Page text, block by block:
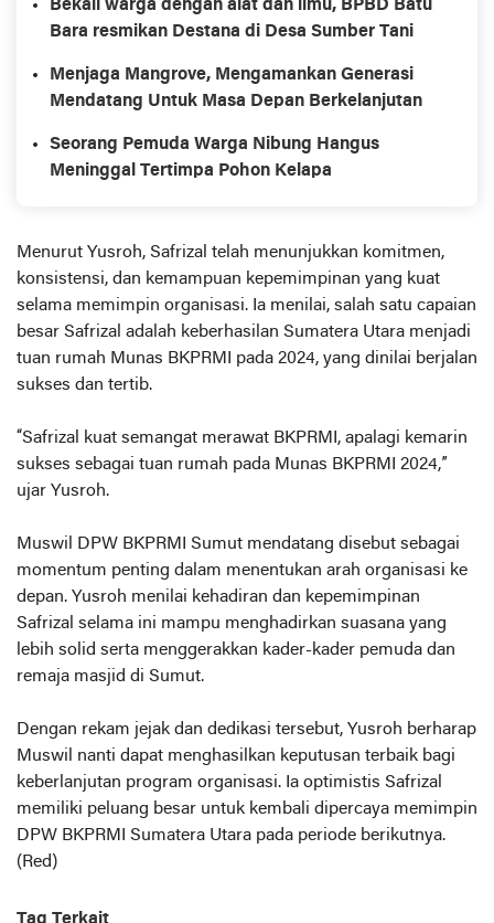
Bekali warga dengan alat dan ilmu, BPBD Batu
Bara resmikan Destana di Desa Sumber Tani
Menjaga Mangrove, Mengamankan Generasi
Mendatang Untuk Masa Depan Berkelanjutan
Seorang Pemuda Warga Nibung Hangus
Meninggal Tertimpa Pohon Kelapa
Menurut Yusroh, Safrizal telah menunjukkan komitmen,
konsistensi, dan kemampuan kepemimpinan yang kuat
selama memimpin organisasi. Ia menilai, salah satu capaian
besar Safrizal adalah keberhasilan Sumatera Utara menjadi
tuan rumah Munas BKPRMI pada 2024, yang dinilai berjalan
sukses dan tertib.
“Safrizal kuat semangat merawat BKPRMI, apalagi kemarin
sukses sebagai tuan rumah pada Munas BKPRMI 2024,”
ujar Yusroh.
Muswil DPW BKPRMI Sumut mendatang disebut sebagai
momentum penting dalam menentukan arah organisasi ke
depan. Yusroh menilai kehadiran dan kepemimpinan
Safrizal selama ini mampu menghadirkan suasana yang
lebih solid serta menggerakkan kader-kader pemuda dan
remaja masjid di Sumut.
Dengan rekam jejak dan dedikasi tersebut, Yusroh berharap
Muswil nanti dapat menghasilkan keputusan terbaik bagi
keberlanjutan program organisasi. Ia optimistis Safrizal
memiliki peluang besar untuk kembali dipercaya memimpin
DPW BKPRMI Sumatera Utara pada periode berikutnya.
(Red)